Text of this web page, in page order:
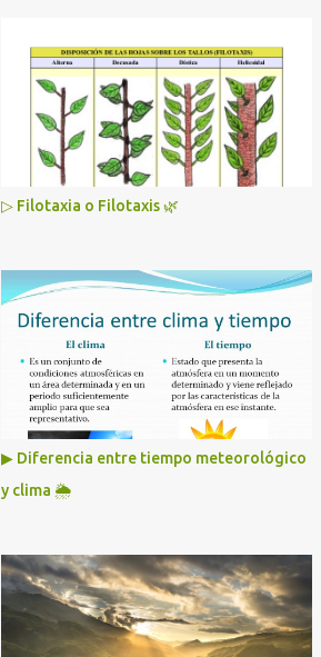
▷ Filotaxia o Filotaxis 🌿
▶ Diferencia entre tiempo meteorológico
y clima 🌦️